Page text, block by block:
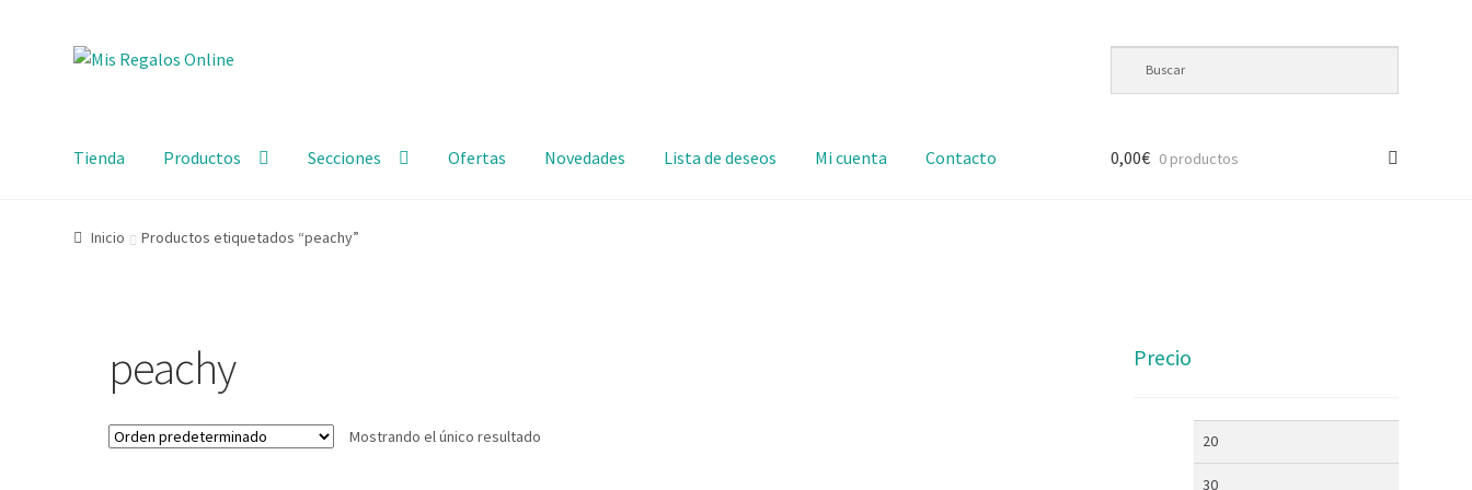
Tienda Productos Secciones Ofertas Novedades Lista de deseos Mi cuenta Contacto 0,00€ 0 productos
Inicio Productos etiquetados “peachy”
peachy
Mostrando el único resultado
Precio